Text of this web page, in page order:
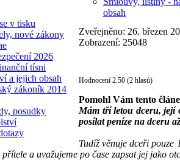
obsah
v tisku
nové zákony
2026
tísni
a jejich obsah
zákoník 2014
posudky
Zveřejněno: 26. březen
Zobrazení: 25048
Hodnocení 2.50 (2 hlasů)
Pomohl Vám tento
Mám tří letou dceru, její
posílat peníze na dceru
Tudíž věnuje dceři pouze
a uvažujeme po čase zapsat jej jako